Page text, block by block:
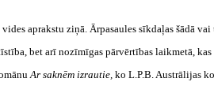
aprakstu ziņā. Ārpasaules sīkdaļas šādā
bet arī nozīmīgas pārvērtības laikmetā,
Ar saknēm izrautie, ko L.P.B. Austrālijas